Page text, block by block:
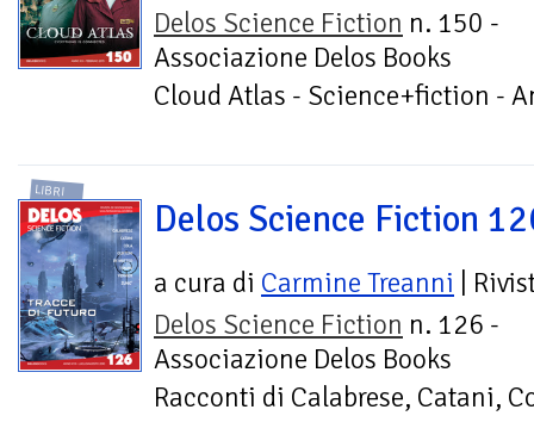
Delos Science Fiction n. 150 -
Associazione Delos Books
Cloud Atlas - Science+fiction -
LIBRI
Delos Science Fiction
a cura di Carmine Treanni |
Delos Science Fiction n. 126 -
Associazione Delos Books
Racconti di Calabrese, Catani,